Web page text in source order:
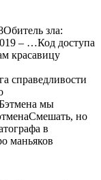
зла:
– …Код доступа
красавицу
справедливости
мы
но
в
маньяков